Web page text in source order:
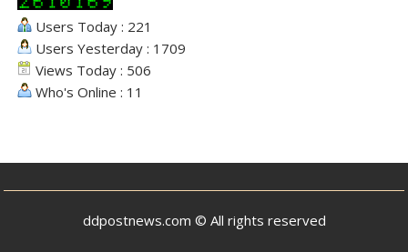
Users Today : 221
Users Yesterday : 1709
Views Today : 506
Who's Online : 11
ddpostnews.com © All rights reserved